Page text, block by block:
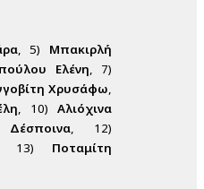
, 5) Μπακιρλή
Ελένη, 7)
Χρυσάφω,
, 10) Αλιόχινα
, 12)
13) Ποταμίτη